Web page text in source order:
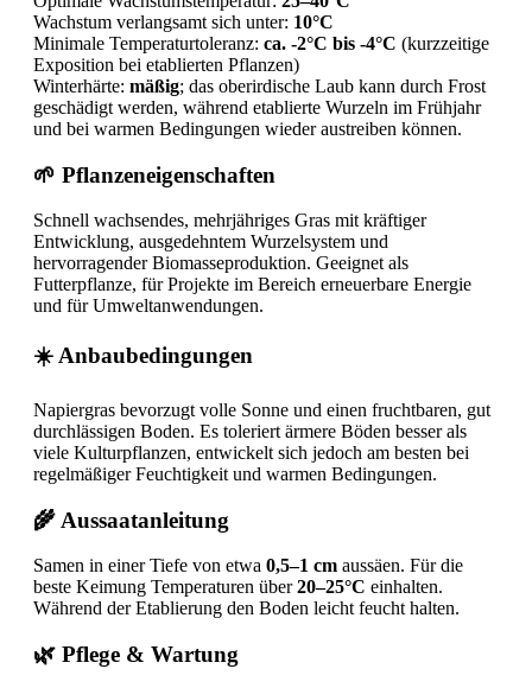
Wachstum verlangsamt sich unter: 10°C
Minimale Temperaturtoleranz: ca. -2°C bis -4°C (kurzzeitige
Exposition bei etablierten Pflanzen)
Winterhärte: mäßig; das oberirdische Laub kann durch Frost
geschädigt werden, während etablierte Wurzeln im Frühjahr
und bei warmen Bedingungen wieder austreiben können.
🌱 Pflanzeneigenschaften
Schnell wachsendes, mehrjähriges Gras mit kräftiger
Entwicklung, ausgedehntem Wurzelsystem und
hervorragender Biomasseproduktion. Geeignet als
Futterpflanze, für Projekte im Bereich erneuerbare Energie
und für Umweltanwendungen.
☀️ Anbaubedingungen
Napiergras bevorzugt volle Sonne und einen fruchtbaren, gut
durchlässigen Boden. Es toleriert ärmere Böden besser als
viele Kulturpflanzen, entwickelt sich jedoch am besten bei
regelmäßiger Feuchtigkeit und warmen Bedingungen.
🌾 Aussaatanleitung
Samen in einer Tiefe von etwa 0,5–1 cm aussäen. Für die
beste Keimung Temperaturen über20–25°C einhalten.
Während der Etablierung den Boden leicht feucht halten.
🌿 Pflege & Wartung